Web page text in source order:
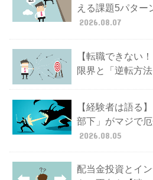
える課題5パター
2026.08.07
【転職できない
限界と「逆転方法
【経験者は語る
部下」がマジで
2026.08.05
配当金投資とイ